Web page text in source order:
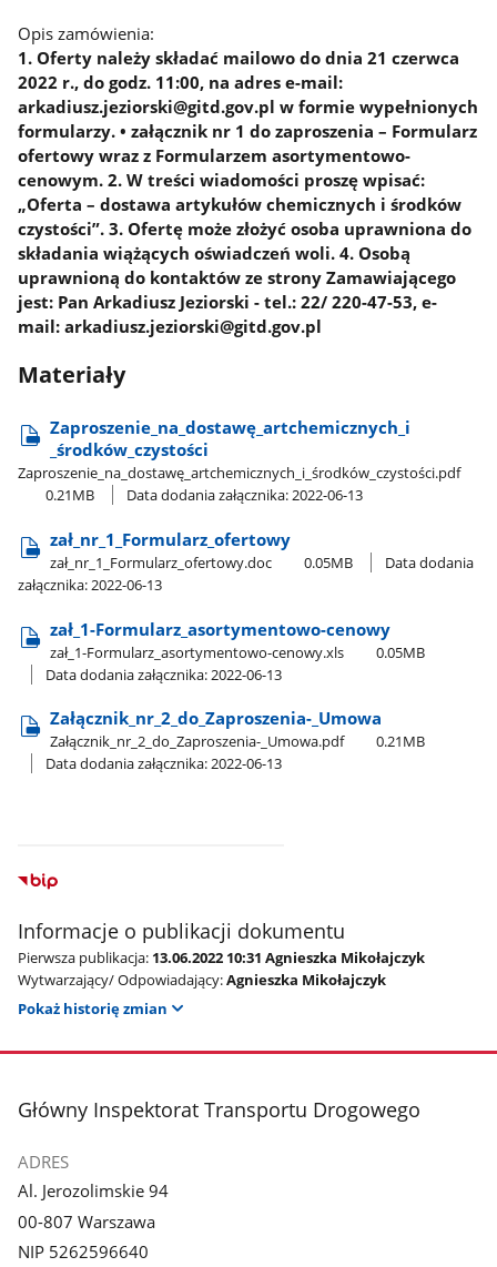
Opis zamówienia:
1. Oferty należy składać mailowo do dnia 21 czerwca
2022 r., do godz. 11:00, na adres e-mail:
arkadiusz.jeziorski@gitd.gov.pl w formie wypełnionych
formularzy. • załącznik nr 1 do zaproszenia – Formularz
ofertowy wraz z Formularzem asortymentowo-
cenowym. 2. W treści wiadomości proszę wpisać:
„Oferta – dostawa artykułów chemicznych i środków
czystości”. 3. Ofertę może złożyć osoba uprawniona do
składania wiążących oświadczeń woli. 4. Osobą
uprawnioną do kontaktów ze strony Zamawiającego
jest: Pan Arkadiusz Jeziorski - tel.: 22/ 220-47-53, e-
mail: arkadiusz.jeziorski@gitd.gov.pl
Materiały
Zaproszenie​_na​_dostawę​_artchemicznych​_i​
_środków​_czystości
Zaproszenie​_na​_dostawę​_artchemicznych​_i​_środków​_czystości.pdf
0.21MB
Data dodania załącznika: 2022-06-13
zał​_nr​_1​_Formularz​_ofertowy
zał​_nr​_1​_Formularz​_ofertowy.doc 0.05MB
Data dodania
załącznika: 2022-06-13
zał​_1-Formularz​_asortymentowo-cenowy
zał​_1-Formularz​_asortymentowo-cenowy.xls
0.05MB
Data dodania załącznika: 2022-06-13
Załącznik​_nr​_2​_do​_Zaproszenia-​_Umowa
Załącznik​_nr​_2​_do​_Zaproszenia-​_Umowa.pdf
0.21MB
Data dodania załącznika: 2022-06-13
Informacje o publikacji dokumentu
Pierwsza publikacja: 13.06.2022 10:31 Agnieszka Mikołajczyk
Wytwarzający/ Odpowiadający:Agnieszka Mikołajczyk
Pokaż historię zmian
stopka
Główny Inspektorat Transportu Drogowego
ADRES
Al. Jerozolimskie 94
00-807 Warszawa
NIP 5262596640